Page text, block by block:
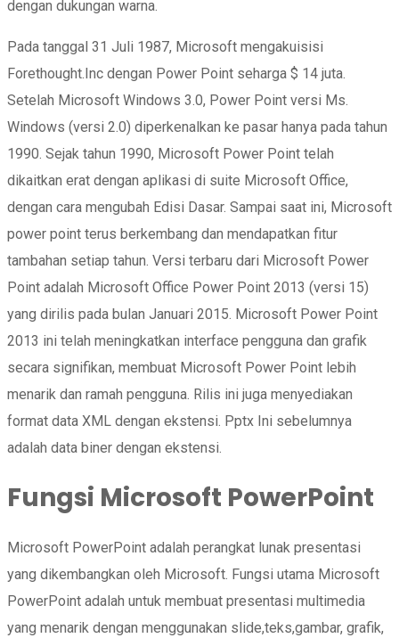
dengan dukungan warna.
Pada tanggal 31 Juli 1987, Microsoft mengakuisisi
Forethought.Inc dengan Power Point seharga $ 14 juta.
Setelah Microsoft Windows 3.0, Power Point versi Ms.
Windows (versi 2.0) diperkenalkan ke pasar hanya pada tahun
1990. Sejak tahun 1990, Microsoft Power Point telah
dikaitkan erat dengan aplikasi di suite Microsoft Office,
dengan cara mengubah Edisi Dasar. Sampai saat ini, Microsoft
power point terus berkembang dan mendapatkan fitur
tambahan setiap tahun. Versi terbaru dari Microsoft Power
Point adalah Microsoft Office Power Point 2013 (versi 15)
yang dirilis pada bulan Januari 2015. Microsoft Power Point
2013 ini telah meningkatkan interface pengguna dan grafik
secara signifikan, membuat Microsoft Power Point lebih
menarik dan ramah pengguna. Rilis ini juga menyediakan
format data XML dengan ekstensi. Pptx Ini sebelumnya
adalah data biner dengan ekstensi.
Fungsi Microsoft PowerPoint
Microsoft PowerPoint adalah perangkat lunak presentasi
yang dikembangkan oleh Microsoft. Fungsi utama Microsoft
PowerPoint adalah untuk membuat presentasi multimedia
yang menarik dengan menggunakan slide,teks,gambar, grafik,